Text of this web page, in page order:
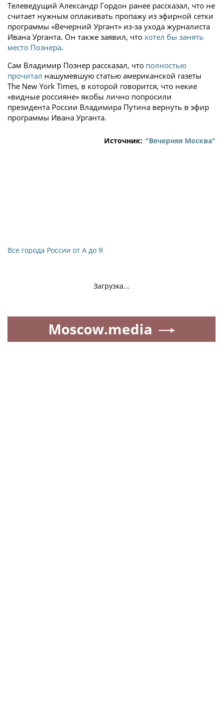
Телеведущий Александр Гордон ранее рассказал, что не
считает нужным оплакивать пропажу из эфирной сетки
программы «Вечерний Ургант» из-за ухода журналиста
Ивана Урганта. Он также заявил, что хотел бы занять
место Познера.
Сам Владимир Познер рассказал, что полностью
прочитал нашумевшую статью американской газеты
The New York Times, в которой говорится, что некие
«видные россияне» якобы лично попросили
президента России Владимира Путина вернуть в эфир
программы Ивана Урганта.
Источник: "Вечерняя Москва"
Все города России от А до Я
Загрузка...
Moscow.media